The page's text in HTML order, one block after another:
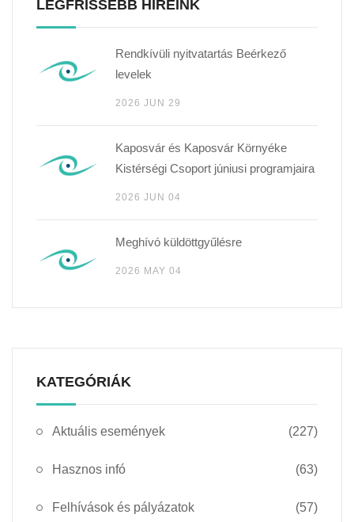
LEGFRISSEBB HÍREINK
Rendkívüli nyitvatartás Beérkező
levelek
2026 JUN 29
Kaposvár és Kaposvár Környéke
Kistérségi Csoport júniusi programjaira
2026 JUN 04
Meghívó küldöttgyűlésre
2026 MAY 04
KATEGÓRIÁK
Aktuális események (227)
Hasznos infó (63)
Felhívások és pályázatok (57)